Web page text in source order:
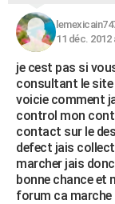
11 déc. 2012
je cest pas si
consultant le site
voicie comment
control mon
contact sur le
defect jais
marcher jais
bonne chance et
forum ca marche